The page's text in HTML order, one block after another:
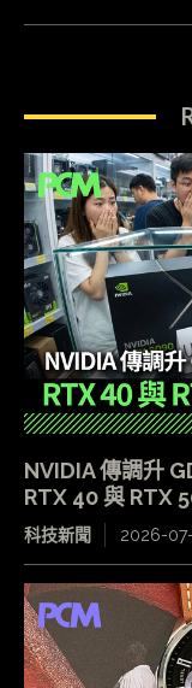
NVIDIA 傳調升
RTX 40 與 RTX
科技新聞 2026-